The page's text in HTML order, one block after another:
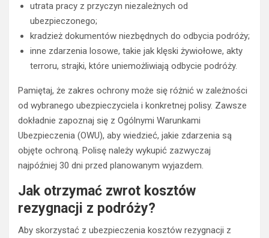
utrata pracy z przyczyn niezależnych od
ubezpieczonego;
kradzież dokumentów niezbędnych do odbycia podróży;
inne zdarzenia losowe, takie jak klęski żywiołowe, akty
terroru, strajki, które uniemożliwiają odbycie podróży.
Pamiętaj, że zakres ochrony może się różnić w zależności
od wybranego ubezpieczyciela i konkretnej polisy. Zawsze
dokładnie zapoznaj się z Ogólnymi Warunkami
Ubezpieczenia (OWU), aby wiedzieć, jakie zdarzenia są
objęte ochroną. Polisę należy wykupić zazwyczaj
najpóźniej 30 dni przed planowanym wyjazdem.
Jak otrzymać zwrot kosztów
rezygnacji z podróży?
Aby skorzystać z ubezpieczenia kosztów rezygnacji z